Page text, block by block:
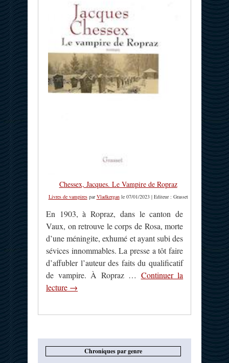
Chessex, Jacques. Le Vampire de Ropraz
Livres de vampiresparVladkerganle 07/01/2023 | Editeur : Grasset
En 1903, à Ropraz, dans le canton de
Vaux, on retrouve le corps de Rosa, morte
d’une méningite, exhumé et ayant subi des
sévices innommables. La presse a tôt faire
d’affubler l’auteur des faits du qualificatif
de vampire. À Ropraz … Continuer la
lecture →
Chroniques par genre